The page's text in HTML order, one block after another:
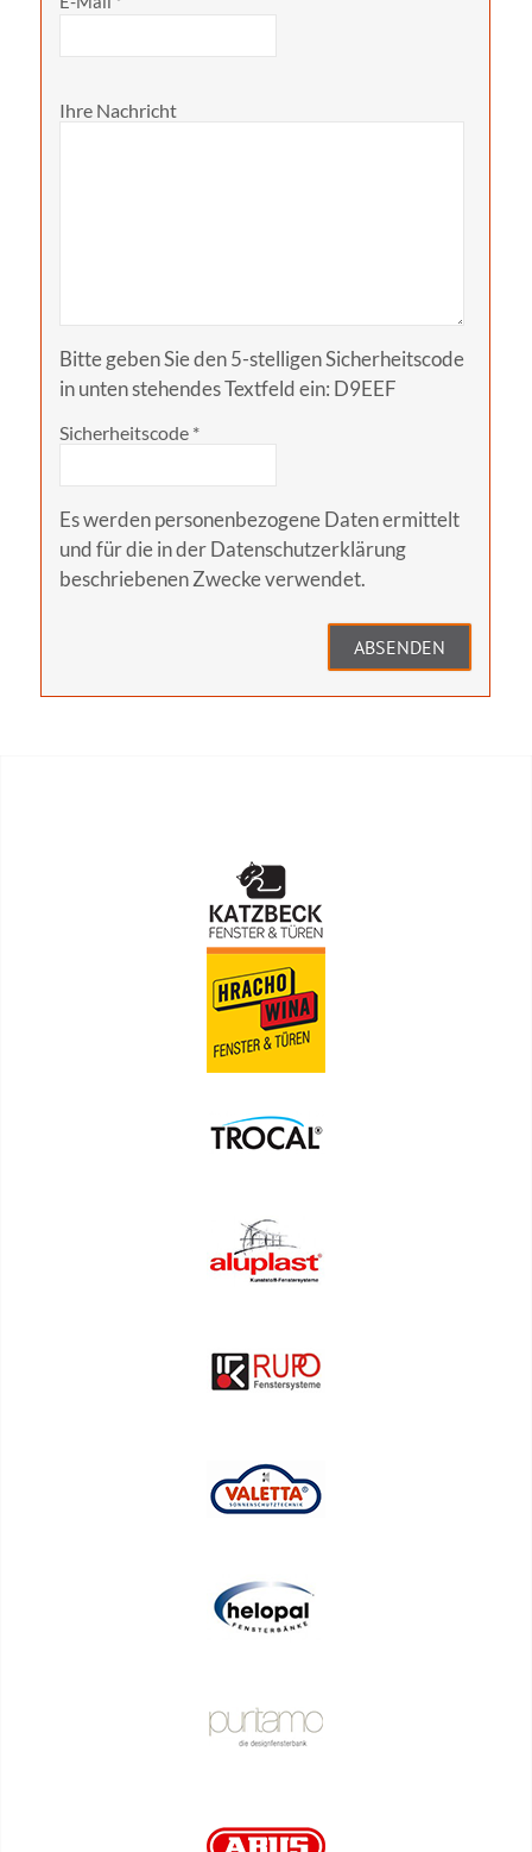
Ihre Nachricht
Bitte geben Sie den 5-stelligen Sicherheitscode
in unten stehendes Textfeld ein: D9EEF
Sicherheitscode *
Es werden personenbezogene Daten ermittelt
und für die in derDatenschutzerklärung
beschriebenen Zwecke verwendet.